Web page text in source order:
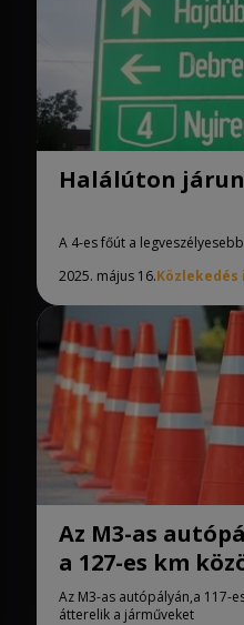
Halálúton
A 4-es főút a
2025. május 16.Közlekedés
Az M3-as
a 127-es km
járműveket
Az M3-as autópályán,a 117-
átterelik a járműveket